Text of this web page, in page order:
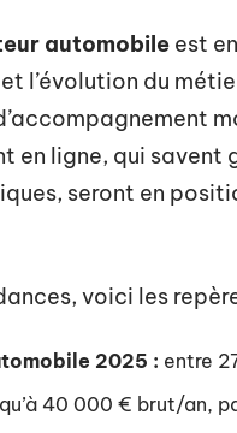
automobile est
l’évolution du
ligne, qui savent
seront en
voici les
2025 : entre
40 000 € brut/an,